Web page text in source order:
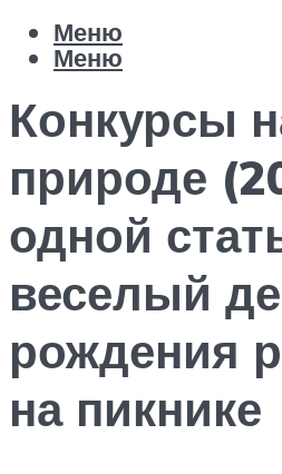
Меню
Меню
Конкурсы
природе
одной
веселый
рождения
на пикнике